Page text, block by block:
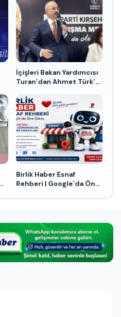
İçişleri Bakan Yardımcısı
Turan’dan Ahmet Türk’e
Birlik Haber Esnaf
Rehberi | Google’da Öne